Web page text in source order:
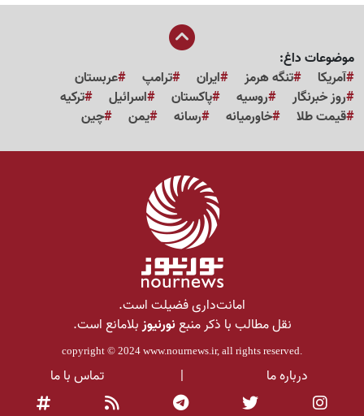
موضوعات داغ:
آمریکا
تنگه هرمز ایران ترامپ
عربستان
روز خبرنگار
روسیه پاکستان اسرائیل
ترکیه
قیمت طلا
خاورمیانه رسانه یمن چین
امانت‌داری فضیلت است.
نقل مطالب با ذکر منبعنورنیوزبلامانع است.
copyright © 2024 www.nournews.ir, all rights reserved.
درباره ما | تماس با ما